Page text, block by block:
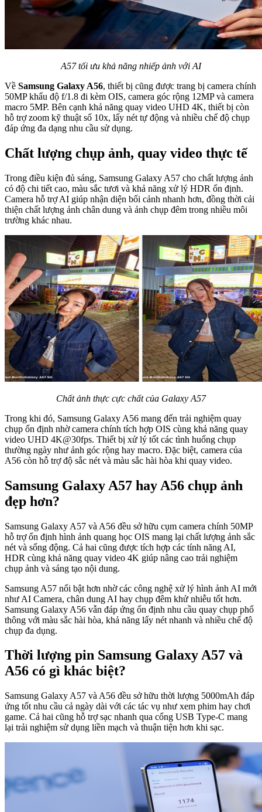
A57 tối ưu khả năng nhiếp ảnh với AI
Về Samsung Galaxy A56, thiết bị cũng được trang bị camera chính
50MP khẩu độ f/1.8 đi kèm OIS, camera góc rộng 12MP và camera
macro 5MP. Bên cạnh khả năng quay video UHD 4K, thiết bị còn
hỗ trợ zoom kỹ thuật số 10x, lấy nét tự động và nhiều chế độ chụp
đáp ứng đa dạng nhu cầu sử dụng.
Chất lượng chụp ảnh, quay video thực tế
Trong điều kiện đủ sáng, Samsung Galaxy A57 cho chất lượng ảnh
có độ chi tiết cao, màu sắc tươi và khả năng xử lý HDR ổn định.
Camera hỗ trợ AI giúp nhận diện bối cảnh nhanh hơn, đồng thời cải
thiện chất lượng ảnh chân dung và ảnh chụp đêm trong nhiều môi
trường khác nhau.
Chất ảnh thực cực chất của Galaxy A57
Trong khi đó, Samsung Galaxy A56 mang đến trải nghiệm quay
chụp ổn định nhờ camera chính tích hợp OIS cùng khả năng quay
video UHD 4K@30fps. Thiết bị xử lý tốt các tình huống chụp
thường ngày như ảnh góc rộng hay macro. Đặc biệt, camera của
A56 còn hỗ trợ độ sắc nét và màu sắc hài hòa khi quay video.
Samsung Galaxy A57 hay A56 chụp ảnh
đẹp hơn?
Samsung Galaxy A57 và A56 đều sở hữu cụm camera chính 50MP
hỗ trợ ổn định hình ảnh quang học OIS mang lại chất lượng ảnh sắc
nét và sống động. Cả hai cũng được tích hợp các tính năng AI,
HDR cùng khả năng quay video 4K giúp nâng cao trải nghiệm
chụp ảnh và sáng tạo nội dung.
Samsung A57 nổi bật hơn nhờ các công nghệ xử lý hình ảnh AI mới
như AI Camera, chân dung AI hay chụp đêm khử nhiễu tốt hơn.
Samsung Galaxy A56 vẫn đáp ứng ổn định nhu cầu quay chụp phổ
thông với màu sắc hài hòa, khả năng lấy nét nhanh và nhiều chế độ
chụp đa dụng.
Thời lượng pin Samsung Galaxy A57 và
A56 có gì khác biệt?
Samsung Galaxy A57 và A56 đều sở hữu thời lượng 5000mAh đáp
ứng tốt nhu cầu cả ngày dài với các tác vụ như xem phim hay chơi
game. Cả hai cũng hỗ trợ sạc nhanh qua cổng USB Type-C mang
lại trải nghiệm sử dụng liền mạch và thuận tiện hơn khi sạc.